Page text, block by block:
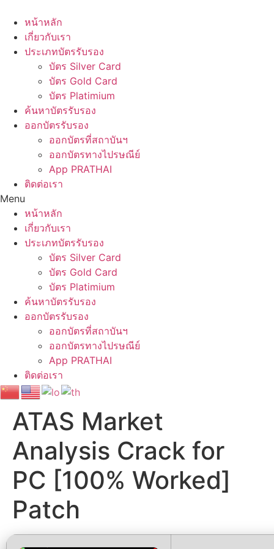
content
หน้าหลัก
เกี่ยวกับเรา
ประเภทบัตรรับรอง
บัตร Silver Card
บัตร Gold Card
บัตร Platimium
ค้นหาบัตรรับรอง
ออกบัตรรับรอง
ออกบัตรที่สถาบันฯ
ออกบัตรทางไปรษณีย์
App PRATHAI
ติดต่อเรา
Menu
หน้าหลัก
เกี่ยวกับเรา
ประเภทบัตรรับรอง
บัตร Silver Card
บัตร Gold Card
บัตร Platimium
ค้นหาบัตรรับรอง
ออกบัตรรับรอง
ออกบัตรที่สถาบันฯ
ออกบัตรทางไปรษณีย์
App PRATHAI
ติดต่อเรา
ATAS Market
Analysis Crack for
PC [100% Worked]
Patch